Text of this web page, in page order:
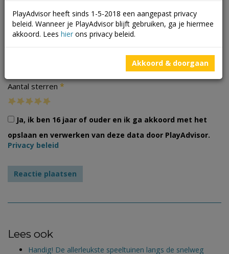
Aantal sterren *
Ja, ik ben 16 jaar of ouder en ik ga akkoord met het
opslaan en verwerken van deze data door PlayAdvisor.
Privacy beleid
Lees ook
Handig! De allerleukste speeltuinen langs de snelweg
PlayAdvisor heeft sinds 1-5-2018 een aangepast privacy
beleid. Wanneer je PlayAdvisor blijft gebruiken, ga je hiermee
akkoord. Lees hier ons privacy beleid.
Akkoord & doorgaan